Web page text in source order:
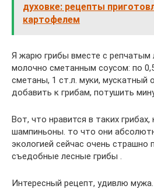
духовке: рецепты
картофелем
Я жарю грибы вместе с репчатым
молочно сметанным соусом: по
сметаны, 1 ст.л. муки, мускатный
добавить к грибам, потушить
Вот, что нравится в таких грибах,
шампиньоны. то что они
экологией сейчас очень страшно
съедобные лесные грибы .
Интересный рецепт, удивлю